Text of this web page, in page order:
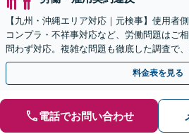
【九州・沖縄エリア対応｜元検事】使用者
コンプラ・不祥事対応など、労働問題はご
問わず対応。複雑な問題も徹底した調査で
目指します。セカンドオピニオン可【休日
料金表を見る
電話でお問い合わせ